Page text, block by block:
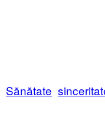
Sănătate